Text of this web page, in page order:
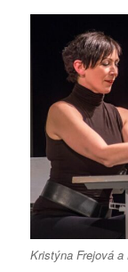
Kristýna Frejová a